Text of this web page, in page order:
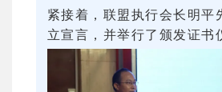
紧接着，联盟执行会长明平
立宣言，并举行了颁发证书